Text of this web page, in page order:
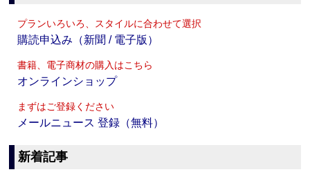
プランいろいろ、スタイルに合わせて選択
購読申込み（新聞 / 電子版）
書籍、電子商材の購入はこちら
オンラインショップ
まずはご登録ください
メールニュース 登録（無料）
新着記事